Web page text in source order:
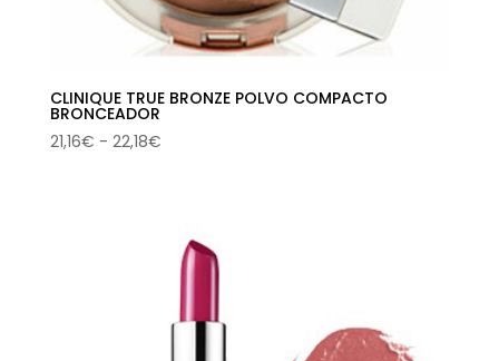
CLINIQUE TRUE BRONZE POLVO COMPACTO
BRONCEADOR
21,16€ - 22,18€Rango
21,16€
hasta
22,18€